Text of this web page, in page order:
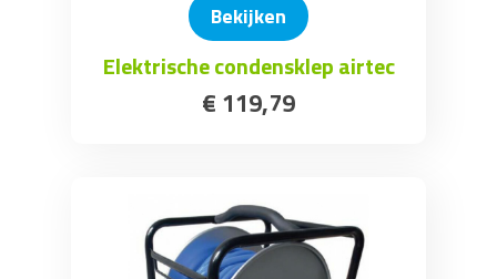
Bekijken
Elektrische condensklep airtec
€ 119,79